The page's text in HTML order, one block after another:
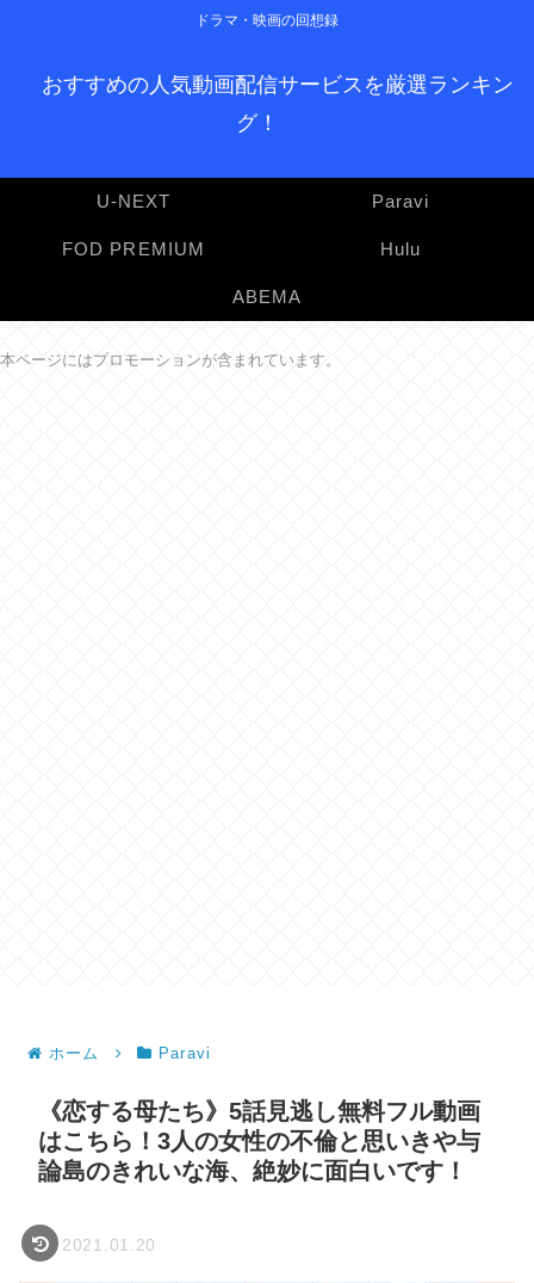
ドラマ・映画の回想録
おすすめの人気動画配信サービスを厳選ランキン
グ！
U-NEXT Paravi
FOD PREMIUM Hulu
ABEMA
本ページにはプロモーションが含まれています。
ホーム Paravi
《恋する母たち》5話見逃し無料フル動画
はこちら！3人の女性の不倫と思いきや与
論島のきれいな海、絶妙に面白いです！
2021.01.20